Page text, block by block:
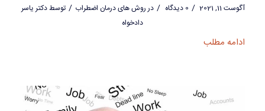
آگوست 11, 2021 / 0 دیدگاه / در روش های درمان اضطراب / توسطدکتر یاسر
دادخواه
ادامه مطلب